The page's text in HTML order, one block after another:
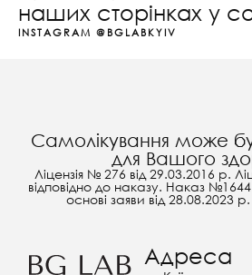
наших сторінках у
INSTAGRAM @BGLABKYIV
Самолікування може
для Вашого
Ліцензія № 276 від 29.03.2016 р.
відповідно до наказу. Наказ
основі заяви від 28.08.2023
Адреса